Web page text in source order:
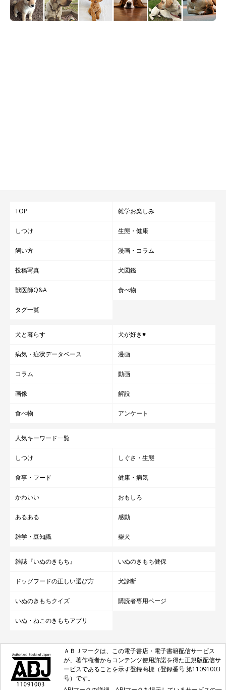
TOP 雑学お楽しみ
しつけ 生態・健康
飼い方 漫画・コラム
投稿写真 犬図鑑
獣医師Q&A 食べ物
タグ一覧
犬と暮らす 犬が好き♥
病気・症状データベース 漫画
コラム 動画
画像 解説
食べ物 アンケート
人気キーワード一覧
しつけ しぐさ・生態
食事・フード 健康・病気
かわいい おもしろ
あるある 感動
雑学・豆知識 柴犬
雑誌『いぬのきもち』 いぬのきもち健保
ドッグフードの正しい選び方 犬診断
いぬのきもちクイズ 購読者専用ページ
いぬ・ねこのきもちアプリ
ＡＢＪマークは、この電子書店・電子書籍配信サービス
が、著作権者からコンテンツ使用許諾を得た正規版配信サ
ービスであることを示す登録商標（登録番号 第11091003
号）です。